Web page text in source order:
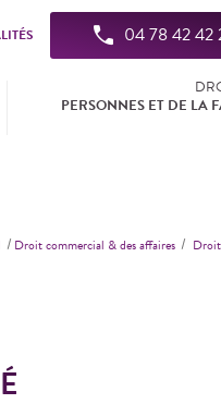
04 78 42 42
PERSONNES ET DE LA
Droit commercial & des affaires